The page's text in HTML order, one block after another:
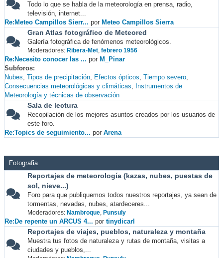
Todo lo que se habla de la meteorología en prensa, radio,
televisión, internet...
Re:Meteo Campillos Sierr... por Meteo Campillos Sierra
Gran Atlas fotográfico de Meteored
Galería fotográfica de fenómenos meteorológicos.
Moderadores: Ribera-Met, febrero 1956
Re:Necesito conocer las ... por M_Pinar
Subforos
Nubes Tipos de precipitación Efectos ópticos Tiempo severo
Consecuencias meteorológicas y climáticas
Instrumentos de
Meteorología y técnicas de observación
Sala de lectura
Recopilación de los mejores asuntos creados por los usuarios de
este foro.
Re:Topics de seguimiento... por Arena
Fotografia
Reportajes de meteorología (kazas, nubes, puestas de
sol, nieve...)
Foro para que publiquemos todos nuestros reportajes, ya sean de
tormentas, nevadas, nubes, atardeceres...
Moderadores: Nambroque, Punsuly
Re:De repente un ARCUS 4... por tinydicarl
Reportajes de viajes, pueblos, naturaleza y montaña
Muestra tus fotos de naturaleza y rutas de montaña, visitas a
ciudades y pueblos,...